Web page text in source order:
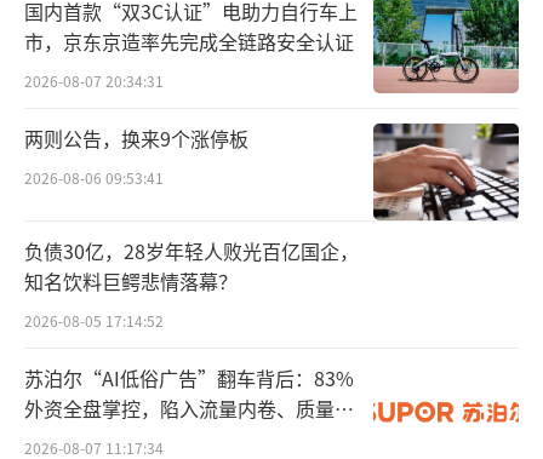
国内首款“双3C认证”电助力自行车上
市，京东京造率先完成全链路安全认证
2026-08-07 20:34:31
两则公告，换来9个涨停板
2026-08-06 09:53:41
负债30亿，28岁年轻人败光百亿国企，
知名饮料巨鳄悲情落幕？
2026-08-05 17:14:52
苏泊尔“AI低俗广告”翻车背后：83%
外资全盘掌控，陷入流量内卷、质量频
发的负循环
2026-08-07 11:17:34